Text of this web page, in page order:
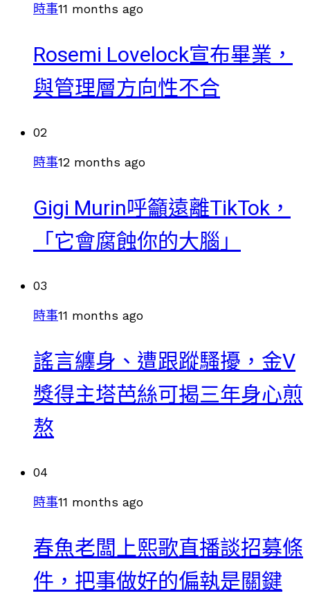
時事11 months ago
Rosemi Lovelock宣布畢業，
與管理層方向性不合
02
時事12 months ago
Gigi Murin呼籲遠離TikTok，
「它會腐蝕你的大腦」
03
時事11 months ago
謠言纏身、遭跟蹤騷擾，金V
獎得主塔芭絲可揭三年身心煎
熬
04
時事11 months ago
春魚老闆上熙歌直播談招募條
件，把事做好的偏執是關鍵